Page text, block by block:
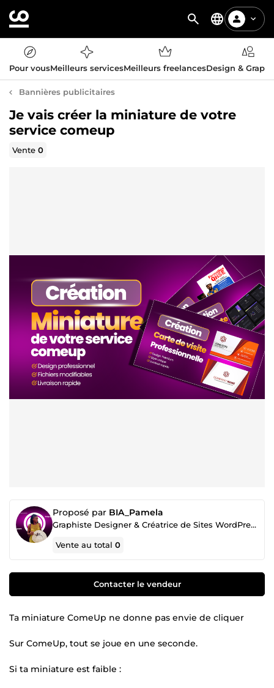
Pour vousMeilleurs servicesMeilleurs freelancesDesign &
Bannières publicitaires
Je vais créer la miniature de votre
service comeup
Vente0
Proposé par BIA_Pamela
Graphiste Designer & Créatrice de Sites WordPress | Identité Visuelle Premium
Vente au total0
Contacter le vendeur
Ta miniature ComeUp ne donne pas envie de cliquer
Sur ComeUp, tout se joue en une seconde.
Si ta miniature est faible :